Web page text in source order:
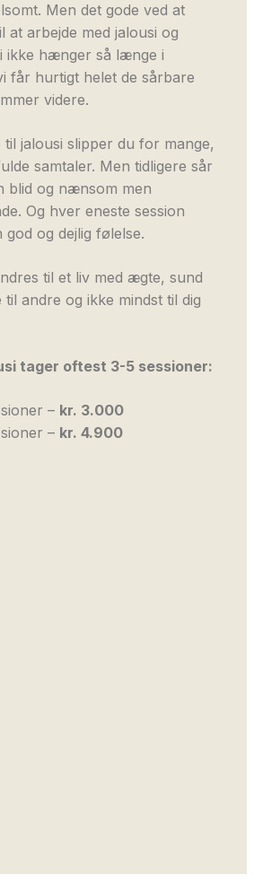
Men det gode ved at
at arbejde med jalousi og
ikke hænger så længe i
får hurtigt helet de sårbare
videre.
til jalousi slipper du for mange,
samtaler. Men tidligere sår
blid og nænsom men
Og hver eneste session
og dejlig følelse.
til et liv med ægte, sund
andre og ikke mindst til dig
tager oftest 3-5 sessioner:
– kr. 3.000
– kr. 4.900